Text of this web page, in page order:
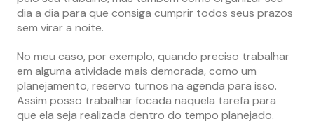
dia a dia para que consiga cumprir todos seus prazos
sem virar a noite.
No meu caso, por exemplo, quando preciso trabalhar
em alguma atividade mais demorada, como um
planejamento, reservo turnos na agenda para isso.
Assim posso trabalhar focada naquela tarefa para
que ela seja realizada dentro do tempo planejado.